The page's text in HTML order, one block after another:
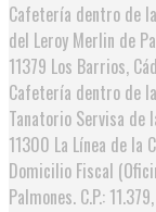
Cafetería dentro de
del Leroy Merlin de
11379 Los Barrios,
Cafetería dentro de
Tanatorio Servisa de
11300 La Línea de la
Domicilio Fiscal
Palmones. C.P.: